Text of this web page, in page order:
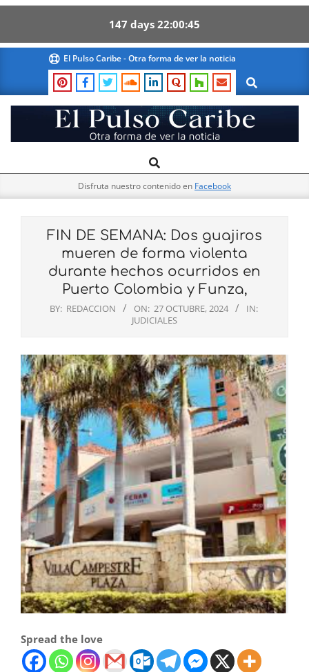
147 days 22 00 44
content
El Pulso Caribe - Otra forma de ver la noticia
Search
El
Pulso
Navigation
Search
Disfruta nuestro contenido en Facebook
FIN DE SEMANA: Dos guajiros
mueren de forma violenta
durante hechos ocurridos en
Puerto Colombia y Funza,
BY: REDACCION ON: 27 OCTUBRE, 2024
IN:
JUDICIALES
Spread the love